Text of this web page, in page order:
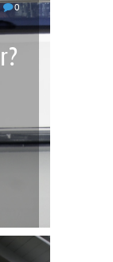
0